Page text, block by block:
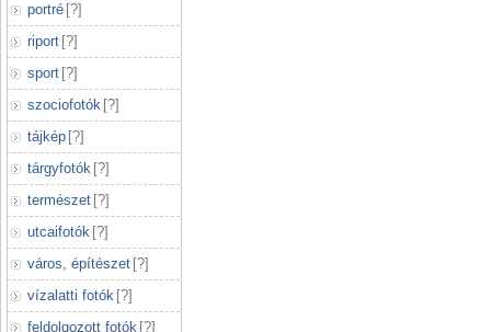
portré [?]
riport [?]
sport [?]
szociofotók [?]
tájkép [?]
tárgyfotók [?]
természet [?]
utcaifotók [?]
város, építészet [?]
vízalatti fotók [?]
feldolgozott fotók [?]